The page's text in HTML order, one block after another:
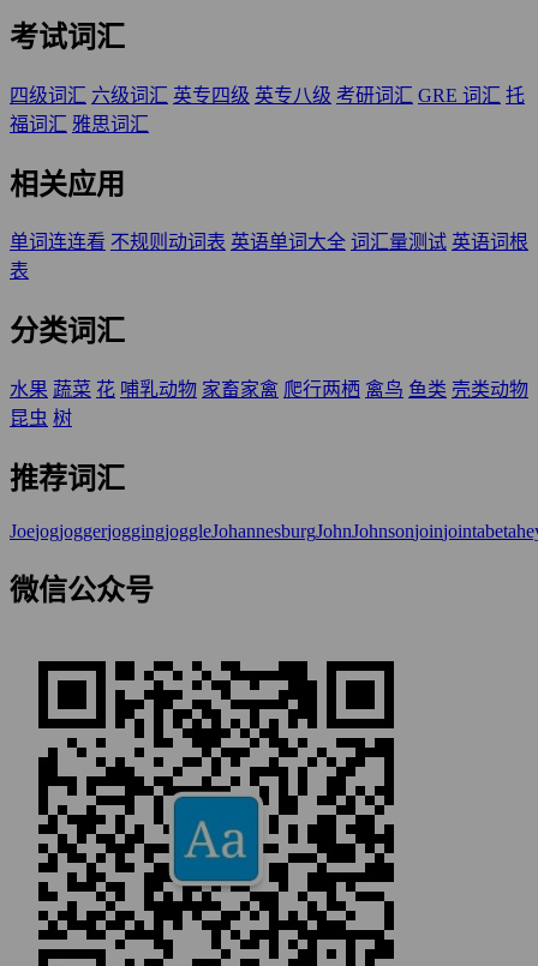
考试词汇
四级词汇 六级词汇 英专四级 英专八级 考研词汇 GRE 词汇 托
福词汇 雅思词汇
相关应用
单词连连看 不规则动词表 英语单词大全 词汇量测试 英语词根
表
分类词汇
水果 蔬菜 花 哺乳动物 家畜家禽 爬行两栖 禽鸟 鱼类 壳类动物
昆虫 树
推荐词汇
JoejogjoggerjoggingjoggleJohannesburgJohnJohnsonjoinjointabet
微信公众号